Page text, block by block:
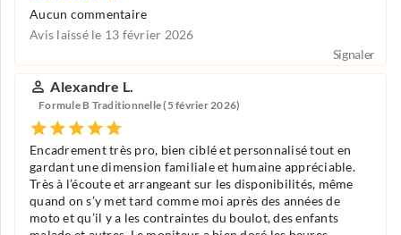
Aucun commentaire
Avis laissé le 13 février 2026
Signaler
Alexandre L.
Formule B Traditionnelle (5 février 2026)
Encadrement très pro, bien ciblé et personnalisé tout en
gardant une dimension familiale et humaine appréciable.
Très à l’écoute et arrangeant sur les disponibilités, même
quand on s’y met tard comme moi après des années de
moto et qu’il y a les contraintes du boulot, des enfants